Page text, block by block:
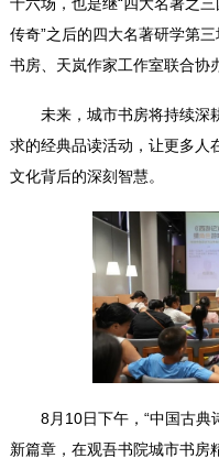
传奇”之后的四大名著研学第
书房、天岚作家工作室联合协
未来，城市书房将持续深
求的经典品读活动，让更多人
文化背后的深刻智慧。
8月10日下午，“中国古典
新篇章，在观吾书院城市书房